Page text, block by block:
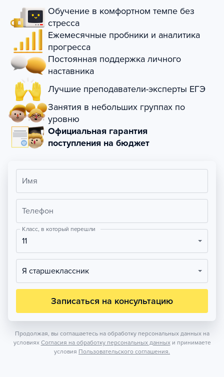
Обучение в комфортном темпе без
стресса
Ежемесячные пробники и аналитика
прогресса
Постоянная поддержка личного
наставника
Лучшие преподаватели-эксперты ЕГЭ
Занятия в небольших группах по
уровню
Официальная гарантия
поступления на бюджет
Имя
Телефон
Класс, в который перешли
11
Я старшеклассник
Записаться на консультацию
Продолжая, вы соглашаетесь на обработку персональных данных на
условиях Согласия на обработку персональных данных и принимаете
условия Пользовательского соглашения.